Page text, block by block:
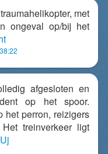
met
ongeval op/bij het
afgesloten en
op het spoor.
het perron, reizigers
treinverkeer ligt